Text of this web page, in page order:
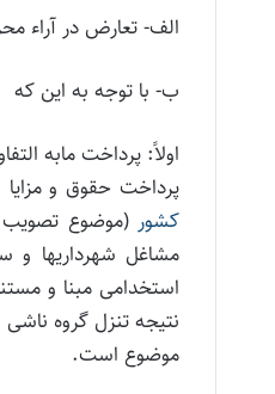
الف- تعارض در آراء
ب- با توجه به این که
اولاً: پرداخت مابه
پرداخت حقوق و مزایا
کشور
مشاغل شهرداریها
استخدامی مبنا و
موضوع است.